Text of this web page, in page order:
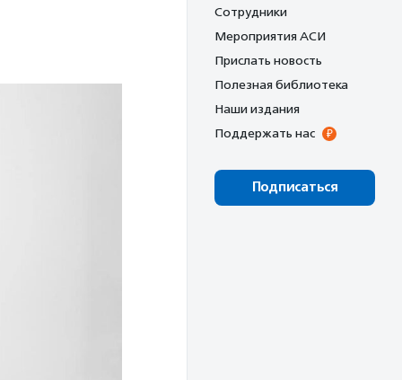
Сотрудники
Мероприятия АСИ
Прислать новость
Полезная библиотека
Наши издания
Поддержать нас
Подписаться